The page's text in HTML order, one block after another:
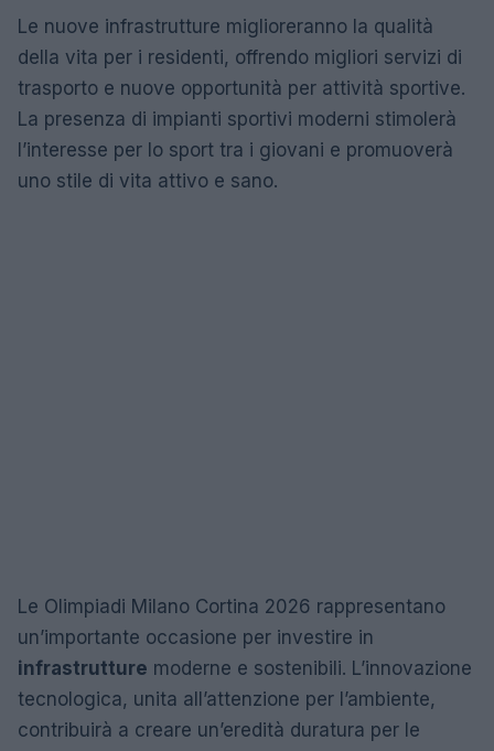
Le nuove infrastrutture miglioreranno la qualità
della vita per i residenti, offrendo migliori servizi di
trasporto e nuove opportunità per attività sportive.
La presenza di impianti sportivi moderni stimolerà
l’interesse per lo sport tra i giovani e promuoverà
uno stile di vita attivo e sano.
Le Olimpiadi Milano Cortina 2026 rappresentano
un’importante occasione per investire in
infrastrutture moderne e sostenibili. L’innovazione
tecnologica, unita all’attenzione per l’ambiente,
contribuirà a creare un’eredità duratura per le